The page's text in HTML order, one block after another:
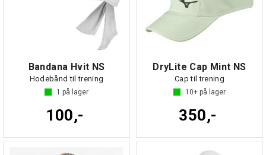
Bandana Hvit NS
Hodebånd til trening
1 på lager
100,-
DryLite Cap Mint NS
Cap til trening
10+ på lager
350,-